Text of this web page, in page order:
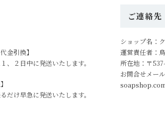
金引換】
、２日中に発送いたします。
だけ早急に発送いたします。
ご連絡先
ショップ名：
運営責任者：
所在地：〒
お問合せメー